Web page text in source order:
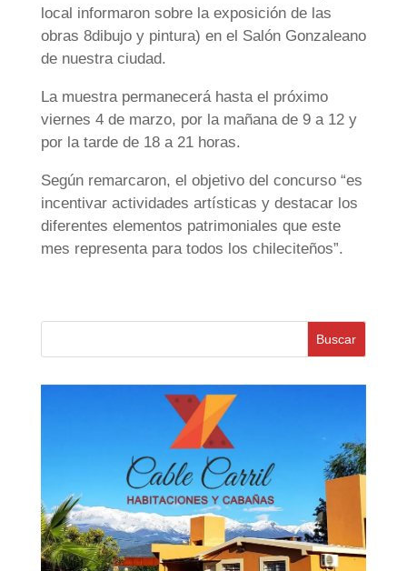
local informaron sobre la exposición de las
obras 8dibujo y pintura) en el Salón Gonzaleano
de nuestra ciudad.
La muestra permanecerá hasta el próximo
viernes 4 de marzo, por la mañana de 9 a 12 y
por la tarde de 18 a 21 horas.
Según remarcaron, el objetivo del concurso “es
incentivar actividades artísticas y destacar los
diferentes elementos patrimoniales que este
mes representa para todos los chileciteños”.
Buscar